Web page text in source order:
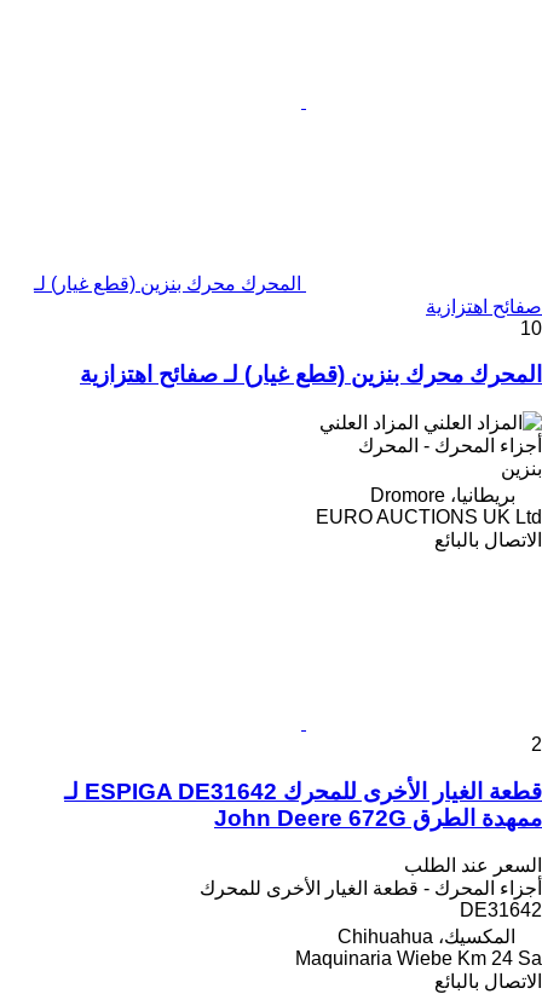
المحرك محرك بنزين (قطع غيار) لـ
صفائح اهتزازية
10
المحرك محرك بنزين (قطع غيار) لـ صفائح اهتزازية
المزاد العلني
أجزاء المحرك - المحرك
بنزين
بريطانيا، Dromore
EURO AUCTIONS UK Ltd
الاتصال بالبائع
2
قطعة الغيار الأخرى للمحرك ESPIGA DE31642 لـ
ممهدة الطرق John Deere 672G
السعر عند الطلب
أجزاء المحرك - قطعة الغيار الأخرى للمحرك
DE31642
المكسيك، Chihuahua
Maquinaria Wiebe Km 24 Sa
الاتصال بالبائع